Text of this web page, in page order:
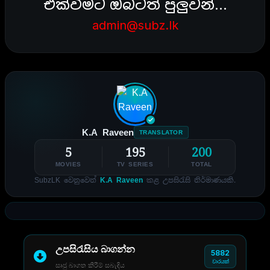
එක්වීමට ඔබටත් පුලුවන්…
admin@subz.lk
K.A Raveen TRANSLATOR
5
MOVIES
195
TV SERIES
200
TOTAL
SubzLK වෙනුවෙන් K.A Raveen කළ උපසිරැසි නිර්මාණයකි.
උපසිරැසිය බාගන්න
සෘජු බාගත කිරීම් සබැඳිය
5882
වාරයක්